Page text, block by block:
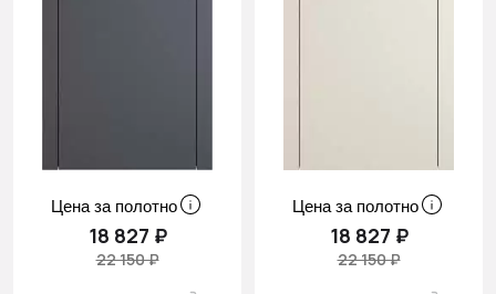
Цена за полотно
18 827 ₽
22 150 ₽
Цена за полотно
18 827 ₽
22 150 ₽